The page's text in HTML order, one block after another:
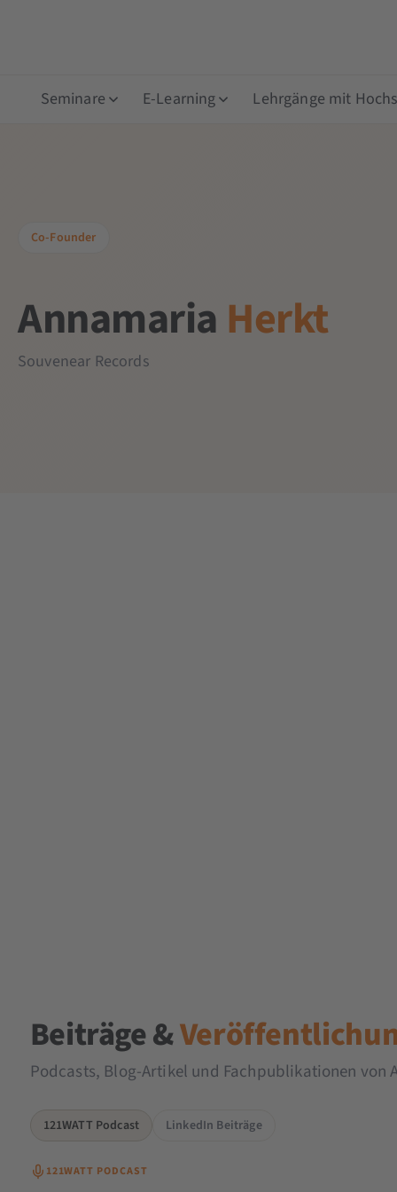
Seminare E-Learning Lehrgänge mit
Co-Founder
Annamaria Herkt
Souvenear Records
Beiträge &
Podcasts, Blog-Artikel und Fachpublikationen von
121WATT Podcast LinkedIn Beiträge
121WATT PODCAST